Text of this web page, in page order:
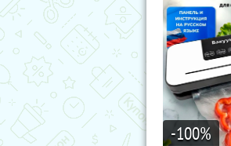
-100%